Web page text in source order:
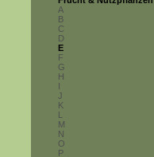
A
B
C
D
E
F
G
H
I
J
K
L
M
N
O
P